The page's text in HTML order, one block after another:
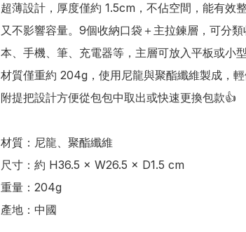
超薄設計，厚度僅約 1.5cm，不佔空間，能有效
又不影響容量。9個收納口袋＋主拉鍊層，可分
本、手機、筆、充電器等，主層可放入平板或小
材質僅重約 204g，使用尼龍與聚酯纖維製成，輕
附提把設計方便從包包中取出或快速更換包款👍
材質：尼龍、聚酯纖維
尺寸：約 H36.5 × W26.5 × D1.5 cm
重量：204g
產地：中國